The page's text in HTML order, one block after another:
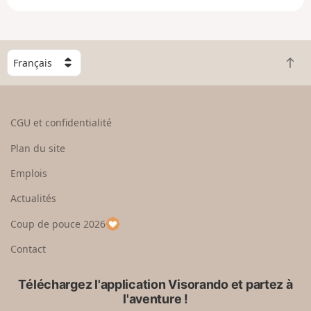
g
n
C
h
o
e
u
p
a
R
e
CGU et confidentialité
Plan du site
Emplois
Actualités
Coup de pouce 2026
Contact
Téléchargez l'application Visorando et partez à
l'aventure !